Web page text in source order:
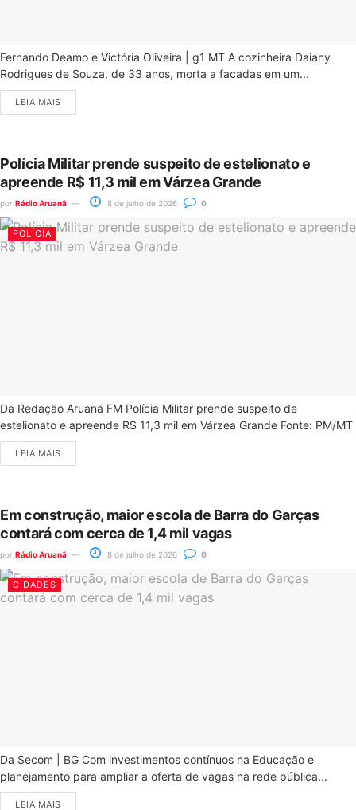
Fernando Deamo e Victória Oliveira | g1 MT A cozinheira Daiany
Rodrigues de Souza, de 33 anos, morta a facadas em um...
LEIA MAIS
Polícia Militar prende suspeito de estelionato e
apreende R$ 11,3 mil em Várzea Grande
por Rádio Aruanã 8 de julho de 2026 0
POLÍCIA
Da Redação Aruanã FM Polícia Militar prende suspeito de
estelionato e apreende R$ 11,3 mil em Várzea Grande Fonte: PM/MT
LEIA MAIS
Em construção, maior escola de Barra do Garças
contará com cerca de 1,4 mil vagas
por Rádio Aruanã 8 de julho de 2026 0
CIDADES
Da Secom | BG Com investimentos contínuos na Educação e
planejamento para ampliar a oferta de vagas na rede pública...
LEIA MAIS